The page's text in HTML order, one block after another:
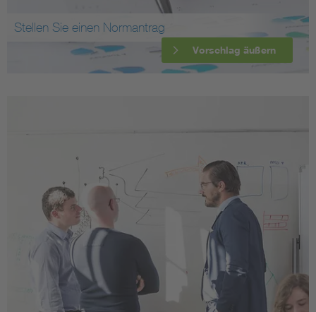
Stellen Sie einen Normantrag
Vorschlag äußern